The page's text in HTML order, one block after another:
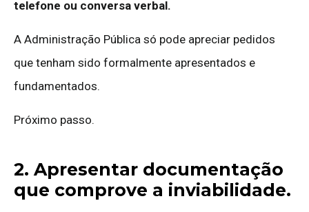
telefone ou conversa verbal.
A Administração Pública só pode apreciar pedidos
que tenham sido formalmente apresentados e
fundamentados.
Próximo passo.
2. Apresentar documentação
que comprove a inviabilidade.